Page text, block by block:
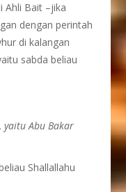
Ahli Bait –jika
dengan perintah
di kalangan
sabda beliau
yaitu Abu Bakar
Shallallahu